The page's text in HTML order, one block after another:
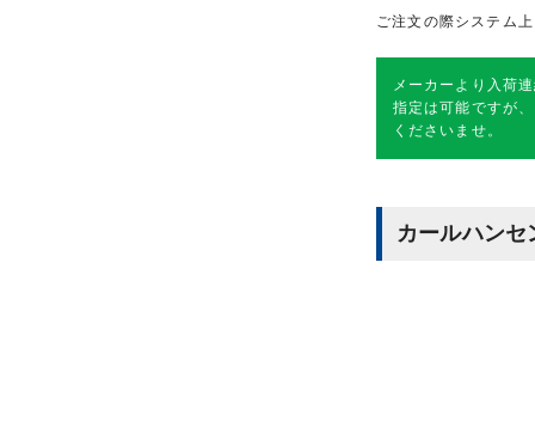
ご注文の際システム
メーカーより入荷
指定は可能ですが
くださいませ。
カールハン